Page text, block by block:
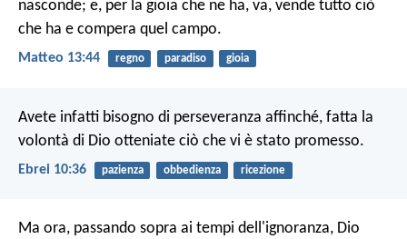
nasconde; e, per la gioia che ne ha, va, vende tutto ciò
che ha e compera quel campo.
Matteo 13:44 regno paradiso gioia
Avete infatti bisogno di perseveranza affinché, fatta la
volontà di Dio otteniate ciò che vi è stato promesso.
Ebrei 10:36 pazienza obbedienza ricezione
Ma ora, passando sopra ai tempi dell'ignoranza, Dio